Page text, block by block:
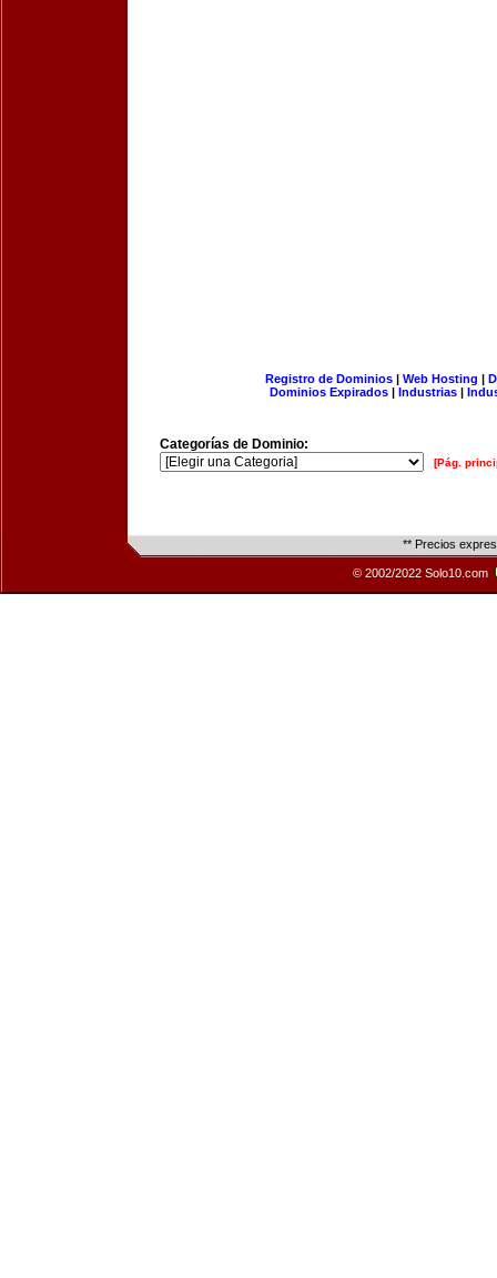
Registro de Dominios| Web Hosting |
Dominios Expirados | Industrias |
Categorías de Dominio:
[Pág.
** Precios
© 2002/2022 Solo10.com